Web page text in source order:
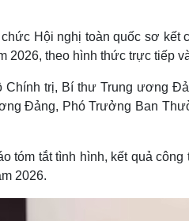
Hậu trường
Sân khấu - Điện
Văn học
Hội nghị toàn quốc sơ kết
2026, theo hình thức trực tiếp
trị, Bí thư Trung ương
Đảng, Phó Trưởng Ban
tóm tắt tình hình, kết quả
2026.